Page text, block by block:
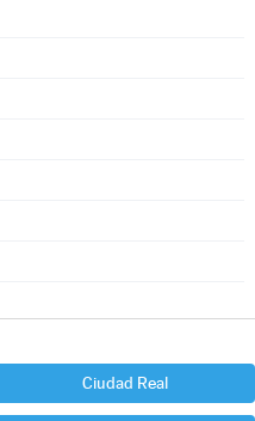
Ciudad Real